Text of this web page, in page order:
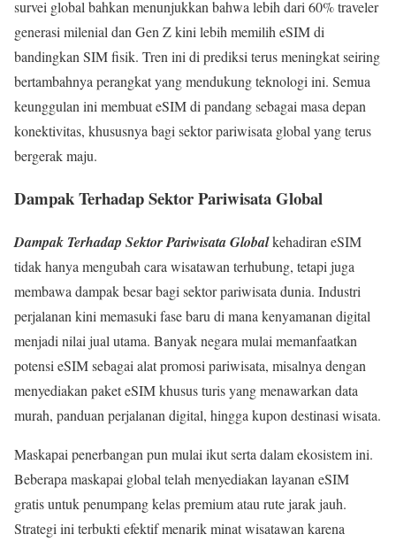
survei global bahkan menunjukkan bahwa lebih dari 60% traveler
generasi milenial dan Gen Z kini lebih memilih eSIM di
bandingkan SIM fisik. Tren ini di prediksi terus meningkat seiring
bertambahnya perangkat yang mendukung teknologi ini. Semua
keunggulan ini membuat eSIM di pandang sebagai masa depan
konektivitas, khususnya bagi sektor pariwisata global yang terus
bergerak maju.
Dampak Terhadap Sektor Pariwisata Global
Dampak Terhadap Sektor Pariwisata Globalkehadiran eSIM
tidak hanya mengubah cara wisatawan terhubung, tetapi juga
membawa dampak besar bagi sektor pariwisata dunia. Industri
perjalanan kini memasuki fase baru di mana kenyamanan digital
menjadi nilai jual utama. Banyak negara mulai memanfaatkan
potensi eSIM sebagai alat promosi pariwisata, misalnya dengan
menyediakan paket eSIM khusus turis yang menawarkan data
murah, panduan perjalanan digital, hingga kupon destinasi wisata.
Maskapai penerbangan pun mulai ikut serta dalam ekosistem ini.
Beberapa maskapai global telah menyediakan layanan eSIM
gratis untuk penumpang kelas premium atau rute jarak jauh.
Strategi ini terbukti efektif menarik minat wisatawan karena